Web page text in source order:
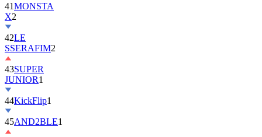
41MONSTA
X2
42LE
SSERAFIM2
43SUPER
JUNIOR1
44KickFlip1
45AND2BLE1